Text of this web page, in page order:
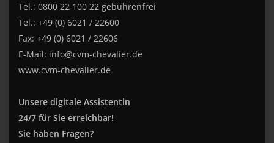
Tel.: 0800 22 100 22 gebührenfrei
Tel.: +49 (0) 6021 / 22600
Fax: +49 (0) 6021 / 22606
E-Mail: info@cvm-chevalier.de
www.cvm-chevalier.de
Unsere digitale Assistentin
24/7 für Sie erreichbar!
Sie haben Fragen?